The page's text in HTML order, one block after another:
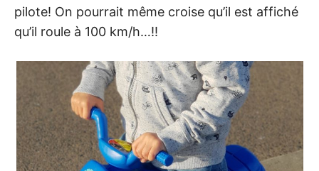
pilote! On pourrait même croise qu’il est affiché
qu’il roule à 100 km/h…!!